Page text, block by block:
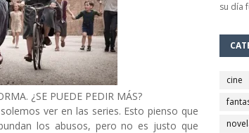
¿SE PUEDE PEDIR MÁS?
ver en las series. Esto pienso que
los abusos, pero no es justo que
su día
cine